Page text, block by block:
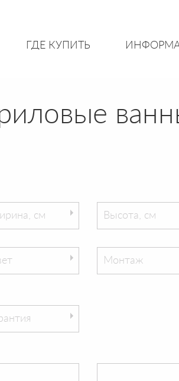
ГДЕ КУПИТЬ
см Высота, см
Монтаж